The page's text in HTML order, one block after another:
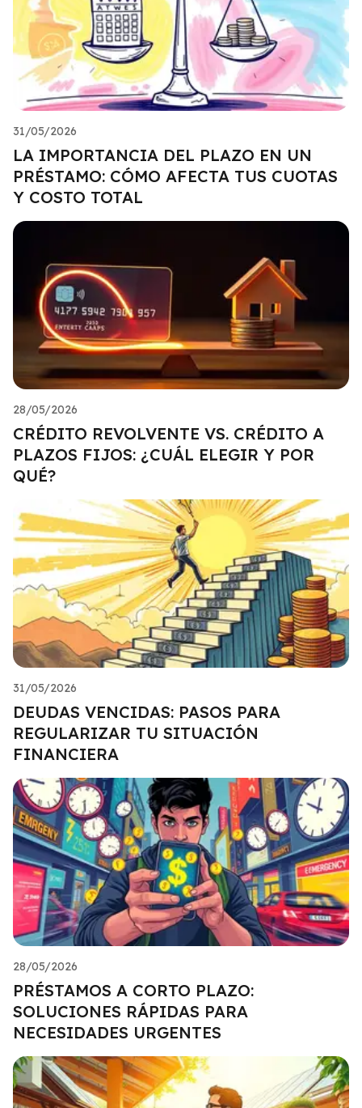
31/05/2026
LA IMPORTANCIA DEL PLAZO EN UN
PRÉSTAMO: CÓMO AFECTA TUS CUOTAS
Y COSTO TOTAL
28/05/2026
CRÉDITO REVOLVENTE VS. CRÉDITO A
PLAZOS FIJOS: ¿CUÁL ELEGIR Y POR
QUÉ?
31/05/2026
DEUDAS VENCIDAS: PASOS PARA
REGULARIZAR TU SITUACIÓN
FINANCIERA
28/05/2026
PRÉSTAMOS A CORTO PLAZO:
SOLUCIONES RÁPIDAS PARA
NECESIDADES URGENTES